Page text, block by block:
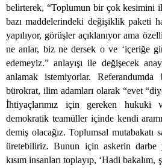
belirterek, “Toplumun bir çok kesimini
bazı maddelerindeki değişiklik paketi
yapılıyor, görüşler açıklanıyor ama
ne anlar, biz ne dersek o ve ‘içeriğe
edemeyiz.” anlayışı ile değişecek
anlamak istemiyorlar. Referandumda
bürokrat, ilim adamları olarak “evet
İhtiyaçlarımız için gereken hukuki
demokratik teamüller içinde kendi
demiş olacağız. Toplumsal mutabakatı
üretebiliriz. Bunun için askerin darbe
kısım insanları toplayıp, ‘Hadi bakalım,